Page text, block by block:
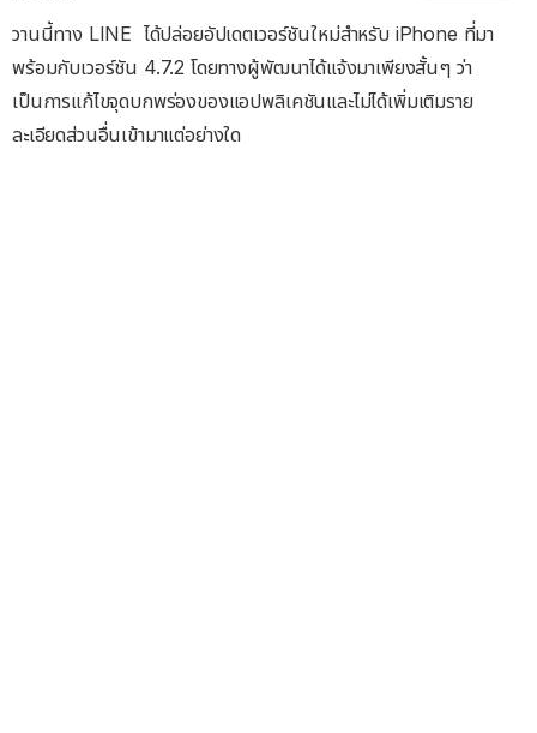
วานนี้ทาง LINE ได้ปล่อยอัปเดตเวอร์ชันใหม่สำหรับ iPhone ที่มา
พร้อมกับเวอร์ชัน 4.7.2 โดยทางผู้พัฒนาได้แจ้งมาเพียงสั้นๆ ว่า
เป็นการแก้ไขจุดบกพร่องของแอปพลิเคชันและไม่ได้เพิ่มเติมราย
ละเอียดส่วนอื่นเข้ามาแต่อย่างใด